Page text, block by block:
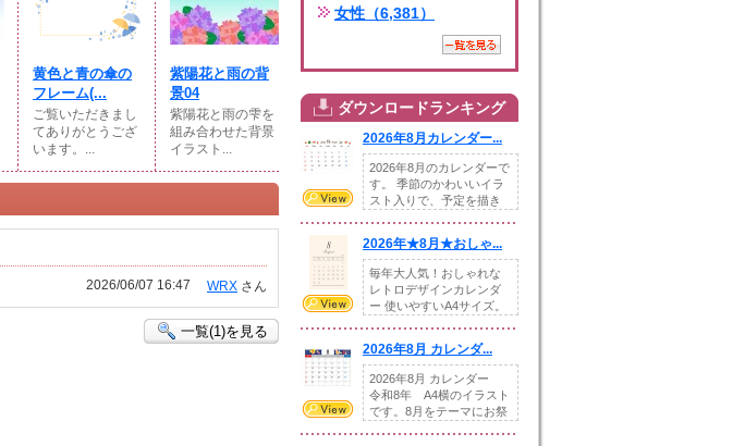
黄色と青の傘の
フレーム(...
ご覧いただきまし
てありがとうござ
います。...
紫陽花と雨の背
景04
紫陽花と雨の雫を
組み合わせた背景
イラスト...
WRX さん
2026/06/07 16:47
一覧(1)を見る
女性（6,381）
ダウンロードランキング
2026年8月カレンダー...
2026年8月のカレンダーで
す。 季節のかわいいイラ
スト入りで、予定を描き
2026年★8月★おしゃ...
毎年大人気！おしゃれな
レトロデザインカレンダ
ー 使いやすいA4サイズ。
2026年8月 カレンダ...
2026年8月 カレンダー
令和8年 A4横のイラスト
です。8月をテーマにお祭